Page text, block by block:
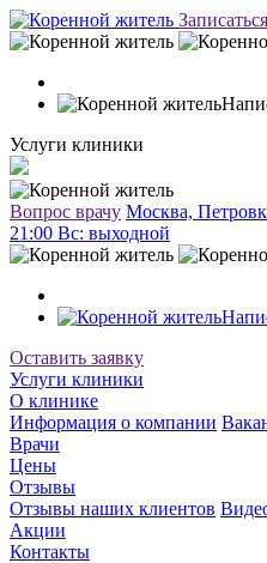
Услуги клиники
Вопрос врачу Москва,
21:00 Вc: выходной
Оставить заявку
Услуги клиники
О клинике
Информация о компании
Врачи
Цены
Отзывы
Отзывы наших клиентов
Акции
Контакты